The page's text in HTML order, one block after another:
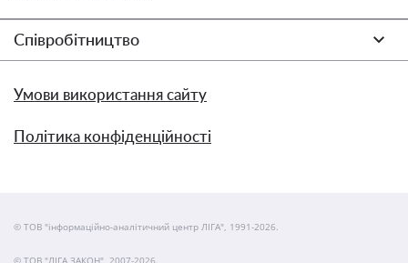
Співробітництво
Умови використання сайту
Політика конфіденційності
© ТОВ "інформаційно-аналітичний центр ЛІГА", 1991-2026.
© ТОВ "ЛІГА ЗАКОН", 2007-2026.